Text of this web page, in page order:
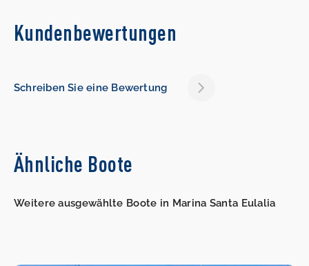
Kundenbewertungen
Schreiben Sie eine Bewertung
Ähnliche Boote
Weitere ausgewählte Boote in Marina Santa Eulalia